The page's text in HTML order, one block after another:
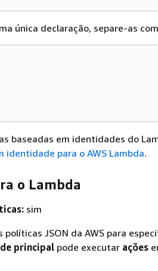
única declaração, separe-as
baseadas em identidades do
identidade para o AWS Lambda.
o Lambda
sim
JSON da AWS para
principal pode executar ações